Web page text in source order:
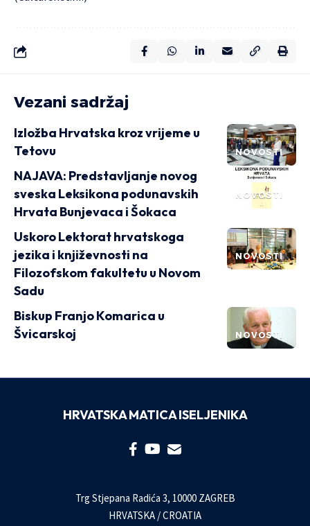
Vezani sadržaj
NOVOSTI
Izložba Hrvatska kroz vrijeme u
Tetovu
NOVOSTI
NAJAVA: Predstavljanje novog
sveska Leksikona podunavskih
Hrvata Bunjevaca i Šokaca
NOVOSTI
Uskoro Lektorat hrvatskoga
jezika i književnosti na
Filozofskom fakultetu u Novom
Sadu
NOVOSTI
Biskup Franjo Komarica u
Švicarskoj
HRVATSKA MATICA ISELJENIKA
Trg Stjepana Radića 3, 10000 ZAGREB
HRVATSKA / CROATIA